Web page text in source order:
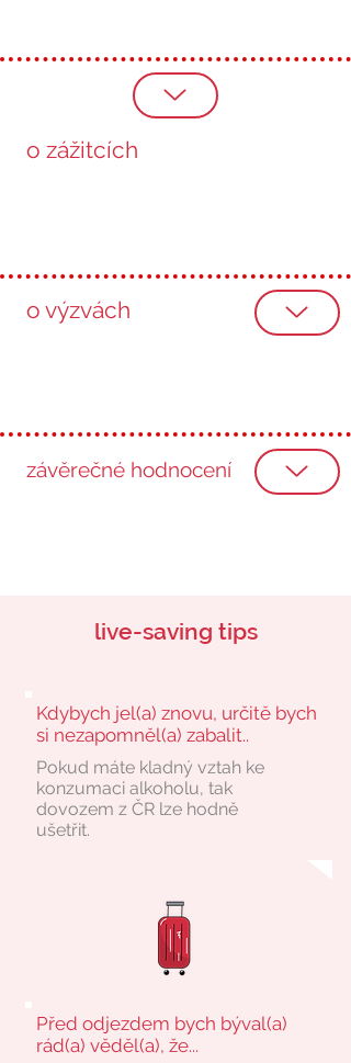
o zážitcích
o výzvách
závěrečné hodnocení
live-saving tips
Kdybych jel(a) znovu, určitě bych
si nezapomněl(a) zabalit..
Pokud máte kladný vztah ke
konzumaci alkoholu, tak
dovozem z ČR lze hodně
ušetřit.
Před odjezdem bych býval(a)
rád(a) věděl(a), že...